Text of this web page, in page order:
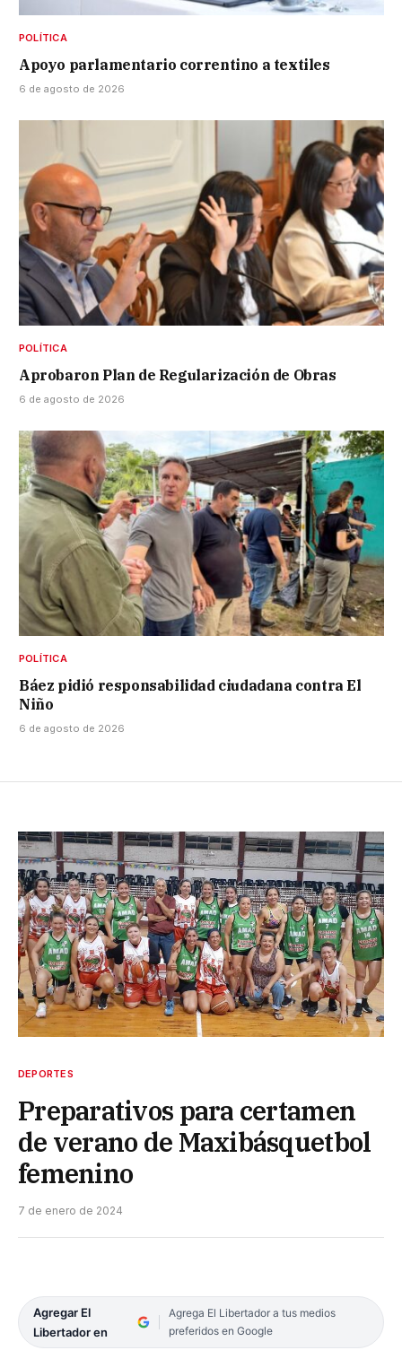
POLÍTICA
Apoyo parlamentario correntino a textiles
6 de agosto de 2026
POLÍTICA
Aprobaron Plan de Regularización de Obras
6 de agosto de 2026
POLÍTICA
Báez pidió responsabilidad ciudadana contra El
Niño
6 de agosto de 2026
DEPORTES
Preparativos para certamen
de verano de Maxibásquetbol
femenino
7 de enero de 2024
Agregar El
Libertador en
Agrega El Libertador a tus medios
preferidos en Google